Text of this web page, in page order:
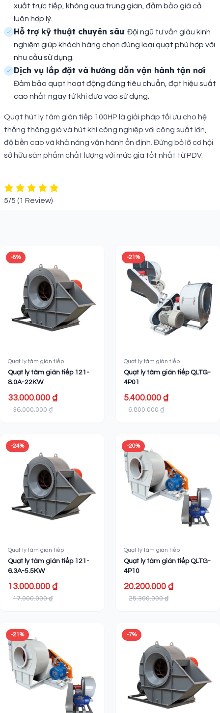
xuất trực tiếp, không qua trung gian, đảm bảo giá cả
luôn hợp lý.
Hỗ trợ kỹ thuật chuyên sâu: Đội ngũ tư vấn giàu kinh
nghiệm giúp khách hàng chọn đúng loại quạt phù hợp với
nhu cầu sử dụng.
Dịch vụ lắp đặt và hướng dẫn vận hành tận nơi:
Đảm bảo quạt hoạt động đúng tiêu chuẩn, đạt hiệu suất
cao nhất ngay từ khi đưa vào sử dụng.
Quạt hút ly tâm gián tiếp 100HP là giải pháp tối ưu cho hệ
thống thông gió và hút khí công nghiệp với công suất lớn,
độ bền cao và khả năng vận hành ổn định. Đừng bỏ lỡ cơ hội
sở hữu sản phẩm chất lượng với mức giá tốt nhất từ PDV.
5/5 (1 Review)
-8%
Quạt ly tâm gián tiếp
Quạt ly tâm gián tiếp 121-
8.0A-22KW
33.000.000 ₫
36.000.000 ₫
-21%
Quạt ly tâm gián tiếp
Quạt ly tâm gián tiếp QLTG-
4P01
5.400.000 ₫
6.800.000 ₫
-24%
Quạt ly tâm gián tiếp
Quạt ly tâm gián tiếp 121-
6.3A-5.5KW
13.000.000 ₫
17.000.000 ₫
-20%
Quạt ly tâm gián tiếp
Quạt ly tâm gián tiếp QLTG-
4P10
20.200.000 ₫
25.300.000 ₫
-21% -7%